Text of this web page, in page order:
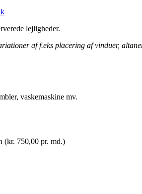
lejligheder.
af f.eks placering af vinduer,
vaskemaskine mv.
(kr. 750,00 pr. md.)